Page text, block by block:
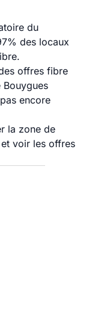
du
des locaux
offres fibre
encore
la zone de
voir les offres